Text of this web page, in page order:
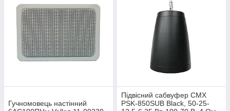
Гучномовець настінний
Підвісний сабвуфер CMX
PSK-850SUB Black, 50-25-